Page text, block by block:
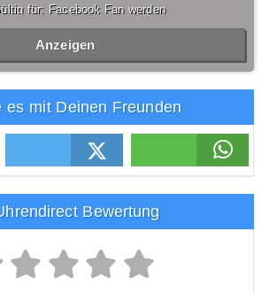
für: Facebook Fan werden
Anzeigen
es mit Deinen Freunden
Bewertung